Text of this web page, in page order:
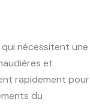
nécessitent une
et
rapidement pour
du